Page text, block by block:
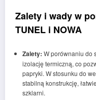
Zalety i wady w
TUNEL i NOWA
Zalety: W porównaniu do
izolację termiczną, co
papryki. W stosunku do
stabilną konstrukcję,
szklarni.